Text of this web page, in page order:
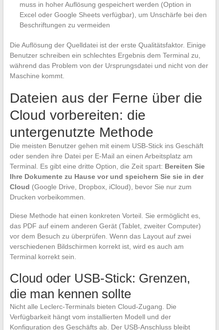
muss in hoher Auflösung gespeichert werden (Option in
Excel oder Google Sheets verfügbar), um Unschärfe bei den
Beschriftungen zu vermeiden
Die Auflösung der Quelldatei ist der erste Qualitätsfaktor. Einige
Benutzer schreiben ein schlechtes Ergebnis dem Terminal zu,
während das Problem von der Ursprungsdatei und nicht von der
Maschine kommt.
Dateien aus der Ferne über die
Cloud vorbereiten: die
untergenutzte Methode
Die meisten Benutzer gehen mit einem USB-Stick ins Geschäft
oder senden ihre Datei per E-Mail an einen Arbeitsplatz am
Terminal. Es gibt eine dritte Option, die Zeit spart: Bereiten Sie
Ihre Dokumente zu Hause vor und speichern Sie sie in der
Cloud (Google Drive, Dropbox, iCloud), bevor Sie nur zum
Drucken vorbeikommen.
Diese Methode hat einen konkreten Vorteil. Sie ermöglicht es,
das PDF auf einem anderen Gerät (Tablet, zweiter Computer)
vor dem Besuch zu überprüfen. Wenn das Layout auf zwei
verschiedenen Bildschirmen korrekt ist, wird es auch am
Terminal korrekt sein.
Cloud oder USB-Stick: Grenzen,
die man kennen sollte
Nicht alle Leclerc-Terminals bieten Cloud-Zugang. Die
Verfügbarkeit hängt vom installierten Modell und der
Konfiguration des Geschäfts ab. Der USB-Anschluss bleibt